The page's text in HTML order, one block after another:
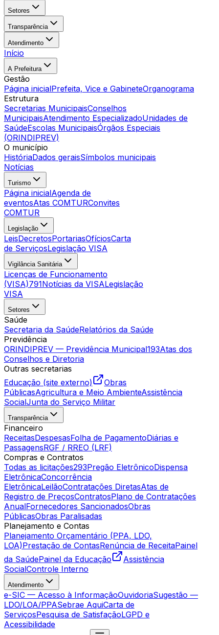
Setores
Transparência
Atendimento
Início
A Prefeitura
Gestão
Página inicialPrefeita, Vice e GabineteOrganograma
Estrutura
Secretarias MunicipaisConselhos
MunicipaisAtendimento EspecializadoUnidades de
SaúdeEscolas MunicipaisÓrgãos Especiais
(ORINDIPREV)
O município
HistóriaDados geraisSímbolos municipais
Notícias
Turismo
Página inicialAgenda de
eventosAtas COMTURConvites
COMTUR
Legislação
LeisDecretosPortariasOfíciosCarta
de ServiçosLegislação VISA
Vigilância Sanitária
Licenças de Funcionamento
(VISA)791Notícias da VISALegislação
VISA
Setores
Saúde
Secretaria da SaúdeRelatórios da Saúde
Previdência
ORINDIPREV — Previdência Municipal193Atas dos
Conselhos e Diretoria
Outras secretarias
Educação (site externo)
Obras
PúblicasAgricultura e Meio AmbienteAssistência
SocialJunta do Serviço Militar
Transparência
Financeiro
ReceitasDespesasFolha de PagamentoDiárias e
PassagensRGF / RREO (LRF)
Compras e Contratos
Todas as licitações293Pregão EletrônicoDispensa
EletrônicaConcorrência
EletrônicaLeilãoContratações DiretasAtas de
Registro de PreçosContratosPlano de Contratações
AnualFornecedores SancionadosObras
PúblicasObras Paralisadas
Planejamento e Contas
Planejamento Orçamentário (PPA, LDO,
LOA)Prestação de ContasRenúncia de ReceitaPainel
da SaúdePainel da Educação
Assistência
SocialControle Interno
Atendimento
e-SIC — Acesso à InformaçãoOuvidoriaSugestão —
LDO/LOA/PPASebrae AquiCarta de
ServiçosPesquisa de SatisfaçãoLGPD e
Acessibilidade